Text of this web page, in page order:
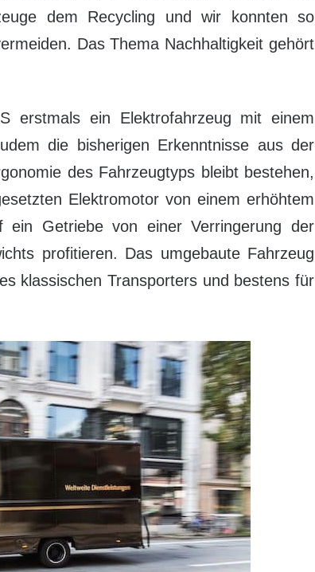
dem Recycling und wir konnten so
Das Thema Nachhaltigkeit gehört
erstmals ein Elektrofahrzeug mit einem
die bisherigen Erkenntnisse aus der
des Fahrzeugtyps bleibt bestehen,
Elektromotor von einem erhöhtem
Getriebe von einer Verringerung der
profitieren. Das umgebaute Fahrzeug
klassischen Transporters und bestens für